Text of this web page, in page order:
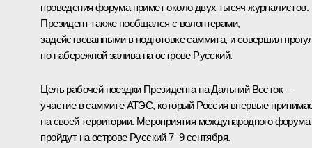
проведения форума примет около двух тысяч журналистов.
Президент также пообщался с волонтерами,
задействованными в подготовке саммита, и совершил
по набережной залива на острове Русский.
Цель рабочей поездки Президента на Дальний Восток –
участие в саммите АТЭС, который Россия впервые
на своей территории. Мероприятия международного форума
пройдут на острове Русский 7–9 сентября.